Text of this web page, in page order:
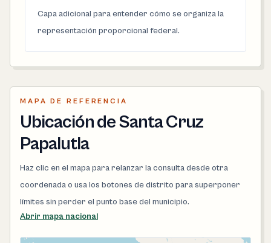
Capa adicional para entender cómo se organiza la
representación proporcional federal.
MAPA DE REFERENCIA
Ubicación de Santa Cruz
Papalutla
Haz clic en el mapa para relanzar la consulta desde otra
coordenada o usa los botones de distrito para superponer
límites sin perder el punto base del municipio.
Abrir mapa nacional